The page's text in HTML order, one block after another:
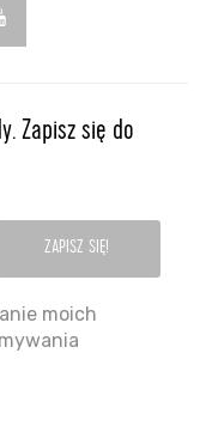
Zapisz się do
moich